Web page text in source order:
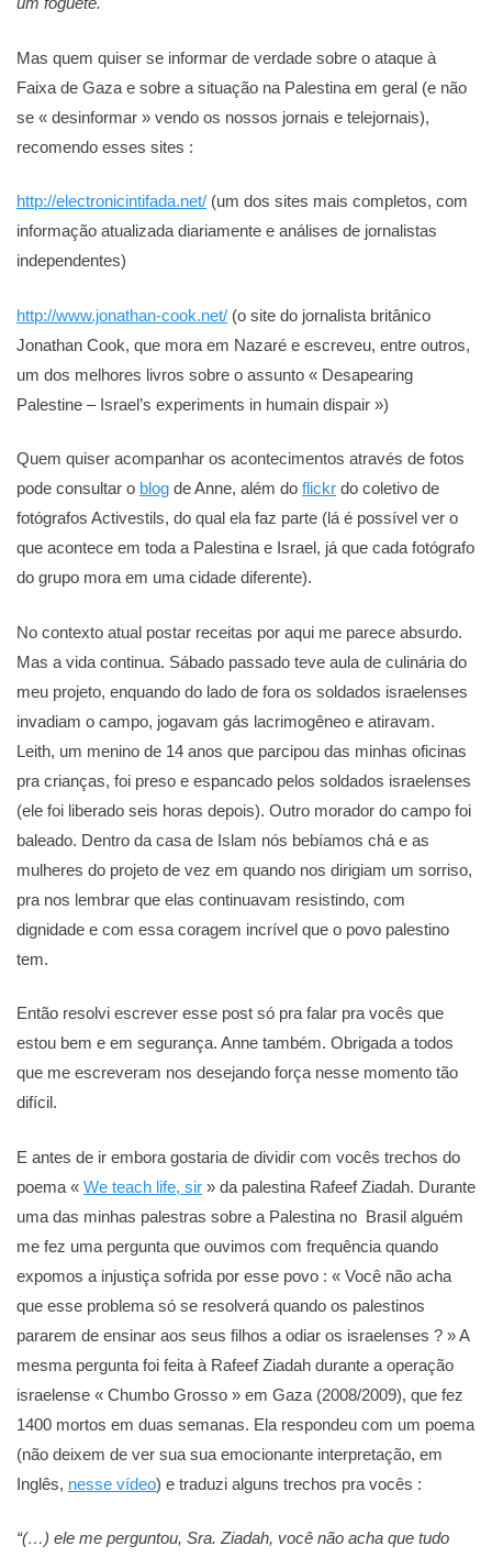
Mas quem quiser se informar de verdade sobre o ataque à
Faixa de Gaza e sobre a situação na Palestina em geral (e não
se « desinformar » vendo os nossos jornais e telejornais),
recomendo esses sites :
http://electronicintifada.net/ (um dos sites mais completos, com
informação atualizada diariamente e análises de jornalistas
independentes)
http://www.jonathan-cook.net/ (o site do jornalista britânico
Jonathan Cook, que mora em Nazaré e escreveu, entre outros,
um dos melhores livros sobre o assunto « Desapearing
Palestine – Israel’s experiments in humain dispair »)
Quem quiser acompanhar os acontecimentos através de fotos
pode consultar o blog de Anne, além do flickr do coletivo de
fotógrafos Activestils, do qual ela faz parte (lá é possível ver o
que acontece em toda a Palestina e Israel, já que cada fotógrafo
do grupo mora em uma cidade diferente).
No contexto atual postar receitas por aqui me parece absurdo.
Mas a vida continua. Sábado passado teve aula de culinária do
meu projeto, enquando do lado de fora os soldados israelenses
invadiam o campo, jogavam gás lacrimogêneo e atiravam.
Leith, um menino de 14 anos que parcipou das minhas oficinas
pra crianças, foi preso e espancado pelos soldados israelenses
(ele foi liberado seis horas depois). Outro morador do campo foi
baleado. Dentro da casa de Islam nós bebíamos chá e as
mulheres do projeto de vez em quando nos dirigiam um sorriso,
pra nos lembrar que elas continuavam resistindo, com
dignidade e com essa coragem incrível que o povo palestino
tem.
Então resolvi escrever esse post só pra falar pra vocês que
estou bem e em segurança. Anne também. Obrigada a todos
que me escreveram nos desejando força nesse momento tão
difícil.
E antes de ir embora gostaria de dividir com vocês trechos do
poema « We teach life, sir » da palestina Rafeef Ziadah. Durante
uma das minhas palestras sobre a Palestina no Brasil alguém
me fez uma pergunta que ouvimos com frequência quando
expomos a injustiça sofrida por esse povo : « Você não acha
que esse problema só se resolverá quando os palestinos
pararem de ensinar aos seus filhos a odiar os israelenses ? » A
mesma pergunta foi feita à Rafeef Ziadah durante a operação
israelense « Chumbo Grosso » em Gaza (2008/2009), que fez
1400 mortos em duas semanas. Ela respondeu com um poema
(não deixem de ver sua sua emocionante interpretação, em
Inglês, nesse vídeo) e traduzi alguns trechos pra vocês :
“(…) ele me perguntou, Sra. Ziadah, você não acha que tudo